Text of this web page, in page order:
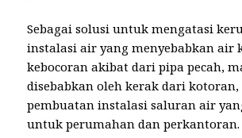
Sebagai solusi untuk mengatasi
instalasi air yang menyebabkan air
kebocoran akibat dari pipa pecah,
disebabkan oleh kerak dari kotoran,
pembuatan instalasi saluran air
untuk perumahan dan perkantoran.